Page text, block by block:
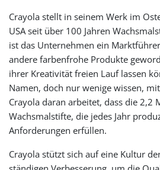
Crayola stellt in seinem Werk im
USA seit über 100 Jahren
ist das Unternehmen ein
andere farbenfrohe Produkte
ihrer Kreativität freien Lauf lassen
Namen, doch nur wenige wissen,
Crayola daran arbeitet, dass die 2,2
Wachsmalstifte, die jedes Jahr
Anforderungen erfüllen.
Crayola stützt sich auf eine Kultur